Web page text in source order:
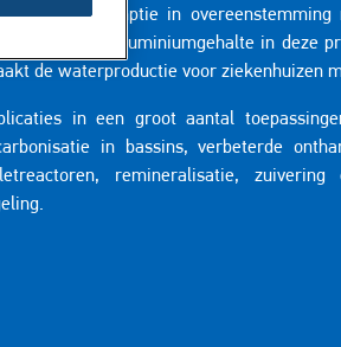
consumptie in overeenstemming
Het laag aluminiumgehalte in deze
de waterproductie voor ziekenhuizen
in een groot aantal
in bassins, verbeterde
remineralisatie,